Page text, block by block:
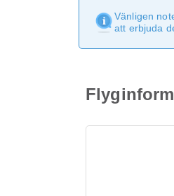
Vänligen
att erbjuda